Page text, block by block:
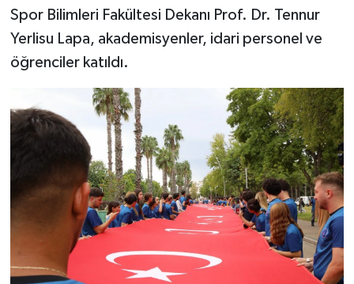
Spor Bilimleri Fakültesi Dekanı Prof. Dr. Tennur
Yerlisu Lapa, akademisyenler, idari personel ve
öğrenciler katıldı.